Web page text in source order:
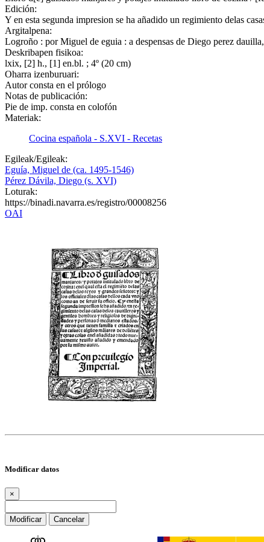
Edición:
Y en esta segunda impresion se ha añadido un regimiento delas
Argitalpena:
Logroño : por Miguel de eguia : a despensas de Diego perez
Deskribapen fisikoa:
lxix, [2] h., [1] en.bl. ; 4º (20 cm)
Oharra izenburuari:
Autor consta en el prólogo
Notas de publicación:
Pie de imp. consta en colofón
Materiak:
Cocina española - S.XVI - Recetas
Egileak/Egileak:
Eguía, Miguel de (ca. 1495-1546)
Pérez Dávila, Diego (s. XVI)
Loturak:
https://binadi.navarra.es/registro/00008256
OAI
Modificar datos
×
Modificar Cancelar